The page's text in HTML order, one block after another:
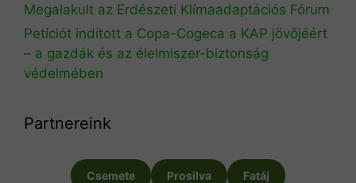
Megalakult az Erdészeti Klímaadaptációs Fórum
Petíciót indított a Copa-Cogeca a KAP jövőjéért
– a gazdák és az élelmiszer-biztonság
védelmében
Partnereink
Csemete Prosilva Fatáj